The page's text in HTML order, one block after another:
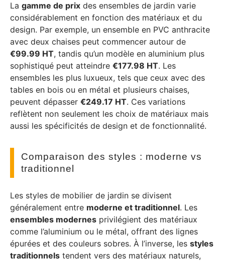
La gamme de prix des ensembles de jardin varie
considérablement en fonction des matériaux et du
design. Par exemple, un ensemble en PVC anthracite
avec deux chaises peut commencer autour de
€99.99 HT, tandis qu’un modèle en aluminium plus
sophistiqué peut atteindre €177.98 HT. Les
ensembles les plus luxueux, tels que ceux avec des
tables en bois ou en métal et plusieurs chaises,
peuvent dépasser €249.17 HT. Ces variations
reflètent non seulement les choix de matériaux mais
aussi les spécificités de design et de fonctionnalité.
Comparaison des styles : moderne vs
traditionnel
Les styles de mobilier de jardin se divisent
généralement entre moderne et traditionnel. Les
ensembles modernes privilégient des matériaux
comme l’aluminium ou le métal, offrant des lignes
épurées et des couleurs sobres. À l’inverse, les styles
traditionnels tendent vers des matériaux naturels,